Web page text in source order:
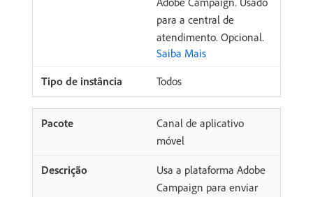
para a central de
atendimento. Opcional.
Saiba Mais
Todos
Canal de aplicativo
móvel
Usa a plataforma Adobe
Campaign para enviar